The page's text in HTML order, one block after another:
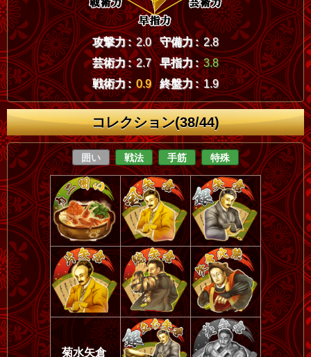
攻撃力 : 2.0 守備力 : 2.8
芸術力 : 2.7 早指力 : 3.8
戦術力 : 0.9 終盤力 : 1.9
コレクション(38/44)
囲い 戦法 手筋 特殊
菊水矢倉